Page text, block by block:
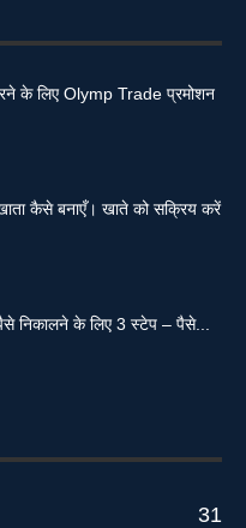
के लिए Olymp Trade प्रमोशन
कैसे बनाएँ। खाते को सक्रिय करें
निकालने के लिए 3 स्टेप – पैसे...
31